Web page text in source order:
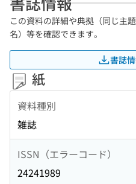
この資料の詳細や典拠（同じ主
名）等を確認できます。
書誌
紙
資料種別
雑誌
ISSN（エラーコード）
24241989